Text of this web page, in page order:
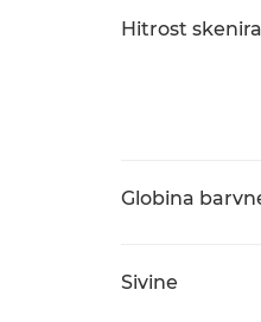
Hitrost
Globina
Sivine